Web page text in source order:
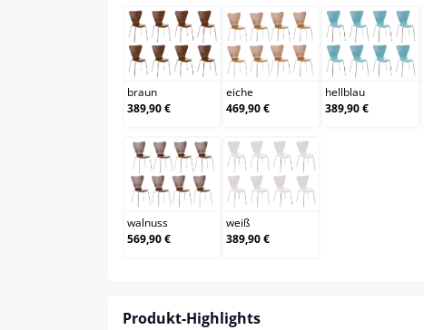
braun
braun
389,90 €
eiche
eiche
469,90 €
hellblau
hellblau
389,90 €
walnuss
walnuss
569,90 €
weiß
weiß
389,90 €
Produkt-Highlights